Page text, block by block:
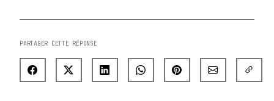
PARTAGER CETTE RÉPONSE